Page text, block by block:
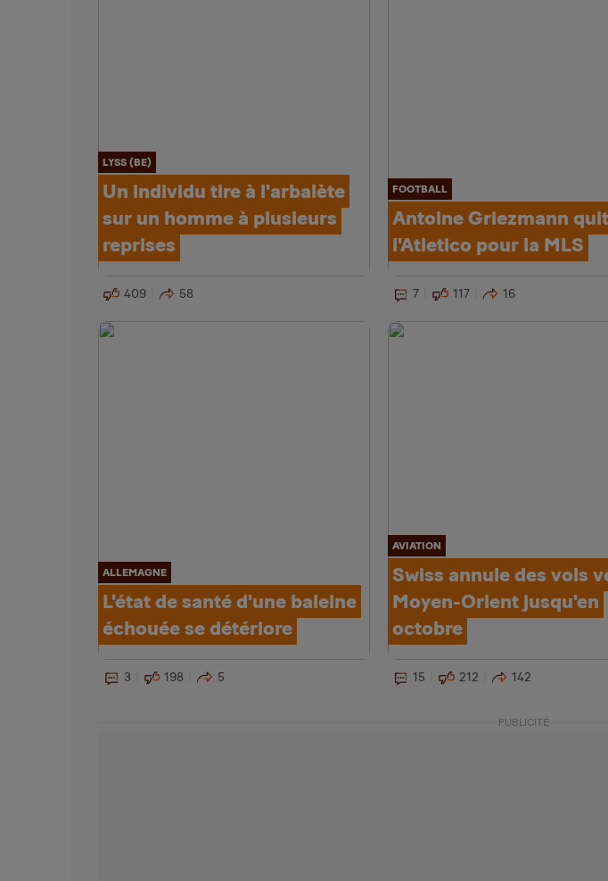
LYSS (BE)
Un individu tire à l'arbalète
sur un homme à plusieurs
reprises
409 58
FOOTBALL
Antoine Griezmann
l'Atletico pour la MLS
7 117 16
ALLEMAGNE
L'état de santé d'une baleine
échouée se détériore
3 198 5
AVIATION
Swiss annule des vols
Moyen-Orient jusqu'en
octobre
15 212 142
PUBLICITÉ